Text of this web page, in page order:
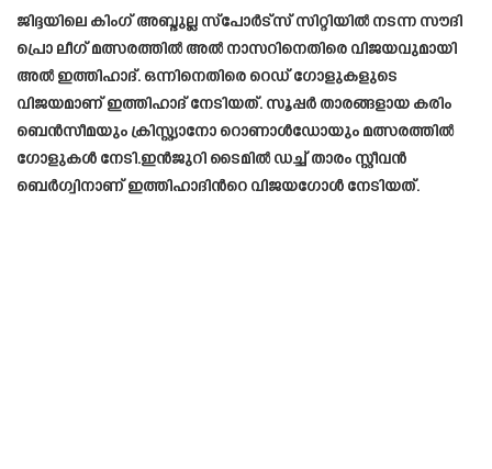
ജിദ്ദയിലെ കിംഗ് അബ്ദുല്ല സ്‌പോർട്‌സ് സിറ്റിയിൽ നടന്ന സൗദി
പ്രൊ ലീഗ് മത്സരത്തിൽ അൽ നാസറിനെതിരെ വിജയവുമായി
അൽ ഇത്തിഹാദ്. ഒന്നിനെതിരെ റെഡ് ഗോളുകളുടെ
വിജയമാണ് ഇത്തിഹാദ് നേടിയത്. സൂപ്പർ താരങ്ങളായ കരിം
ബെൻസീമയും ക്രിസ്റ്റ്യാനോ റൊണാൾഡോയും മത്സരത്തിൽ
ഗോളുകൾ നേടി.ഇൻജുറി ടൈമിൽ ഡച്ച് താരം സ്റ്റീവൻ
ബെർഗ്വിനാണ് ഇത്തിഹാദിന്‍റെ വിജയഗോൾ നേടിയത്.